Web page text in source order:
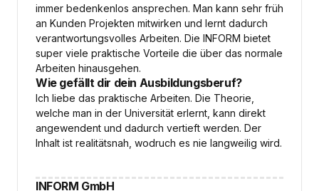
immer bedenkenlos ansprechen. Man kann sehr früh
an Kunden Projekten mitwirken und lernt dadurch
verantwortungsvolles Arbeiten. Die INFORM bietet
super viele praktische Vorteile die über das normale
Arbeiten hinausgehen.
Wie gefällt dir dein Ausbildungsberuf?
Ich liebe das praktische Arbeiten. Die Theorie,
welche man in der Universität erlernt, kann direkt
angewendent und dadurch vertieft werden. Der
Inhalt ist realitätsnah, wodruch es nie langweilig wird.
INFORM GmbH